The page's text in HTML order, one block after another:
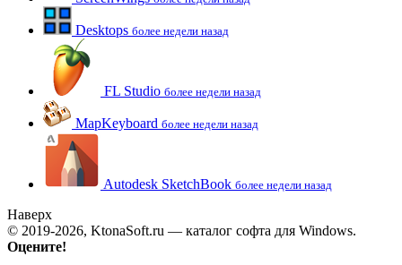
Desktops более недели назад
FL Studio более недели назад
MapKeyboard более недели назад
Autodesk SketchBook более недели назад
Наверх
© 2019-2026, KtonaSoft.ru — каталог софта для Windows.
Оцените!